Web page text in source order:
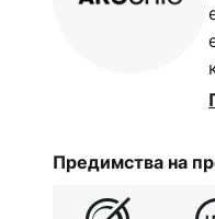
Предимства на